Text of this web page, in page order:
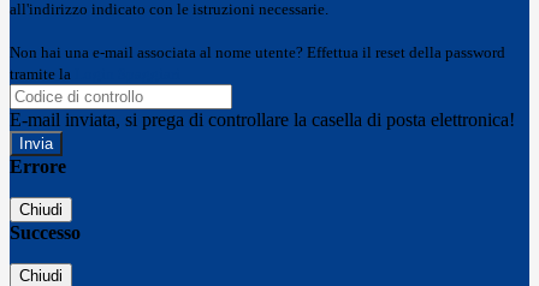
all'indirizzo indicato con le istruzioni necessarie.
Non hai una e-mail associata al nome utente? Effettua il reset della password
tramite la
E-mail inviata, si prega di controllare la casella di posta elettronica!
Errore
Chiudi
Successo
Chiudi